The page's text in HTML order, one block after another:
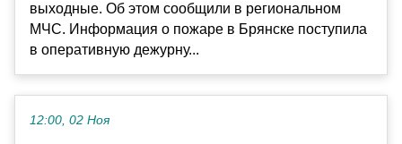
выходные. Об этом сообщили в региональном
МЧС. Информация о пожаре в Брянске поступила
в оперативную дежурну...
12:00, 02 Ноя